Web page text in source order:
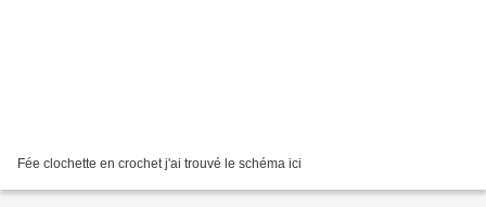
Fée clochette en crochet j'ai trouvé le schéma ici